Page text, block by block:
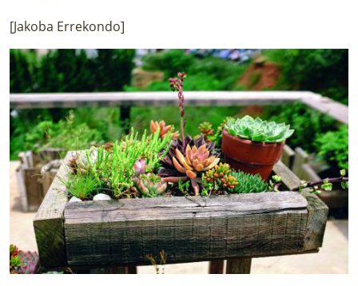
[Jakoba Errekondo]